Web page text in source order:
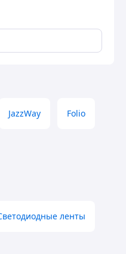
JazzWay Folio
ленты